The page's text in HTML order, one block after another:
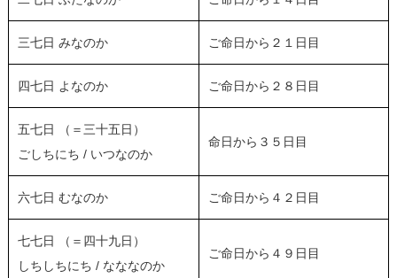
三七日 みなのか ご命日から２１日目
四七日 よなのか ご命日から２８日目
五七日 （＝三十五日）
ごしちにち / いつなのか
命日から３５日目
六七日 むなのか ご命日から４２日目
七七日 （＝四十九日）
しちしちにち / なななのか
ご命日から４９日目